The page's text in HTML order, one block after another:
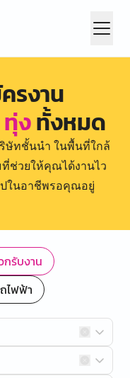
รงาน
ทุ่งทั้งหมด
ษัทชั้นนำ ในพื้นที่ใกล้
ช่วยให้คุณได้งานไว
ปในอาชีพรอคุณอยู่
รับงาน
ไฟฟ้า